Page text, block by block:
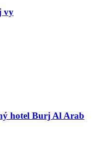
vy
hotel Burj Al Arab